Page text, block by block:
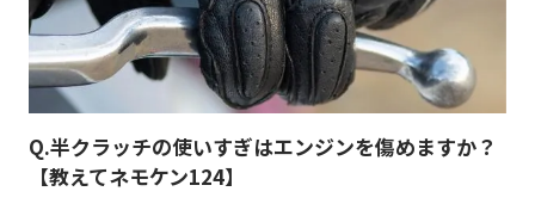
Q.半クラッチの使いすぎはエンジンを傷めますか？
【教えてネモケン124】